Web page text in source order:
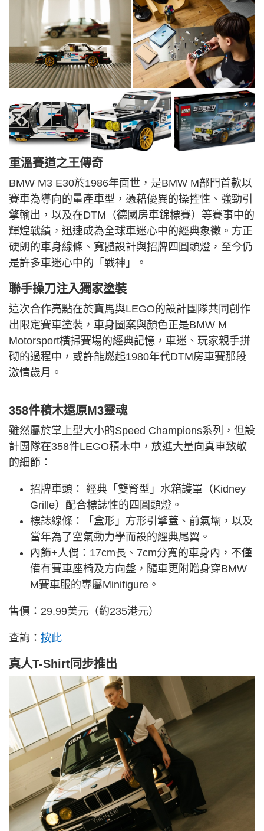
重溫賽道之王傳奇
BMW M3 E30於1986年面世，是BMW M部門首款以
賽車為導向的量產車型，憑藉優異的操控性、強勁引
擎輸出，以及在DTM（德國房車錦標賽）等賽事中的
輝煌戰績，迅速成為全球車迷心中的經典象徵。方正
硬朗的車身線條、寬體設計與招牌四圓頭燈，至今仍
是許多車迷心中的「戰神」。
聯手操刀注入獨家塗裝
這次合作亮點在於寶馬與LEGO的設計團隊共同創作
出限定賽車塗裝，車身圖案與顏色正是BMW M
Motorsport橫掃賽場的經典記憶，車迷、玩家親手拼
砌的過程中，或許能燃起1980年代DTM房車賽那段
激情歲月。
358件積木還原M3靈魂
雖然屬於掌上型大小的Speed Champions系列，但設
計團隊在358件LEGO積木中，放進大量向真車致敬
的細節：
招牌車頭： 經典「雙腎型」水箱護罩（Kidney
Grille）配合標誌性的四圓頭燈。
標誌線條：「盒形」方形引擎蓋、前氣壩，以及
當年為了空氣動力學而設的經典尾翼。
內飾+人偶： 17cm長、 7cm分寬的車身內，不僅
備有賽車座椅及方向盤，隨車更附贈身穿BMW
M賽車服的專屬Minifigure。
售價：29.99美元（約235港元）
查詢： 按此
真人T-Shirt同步推出